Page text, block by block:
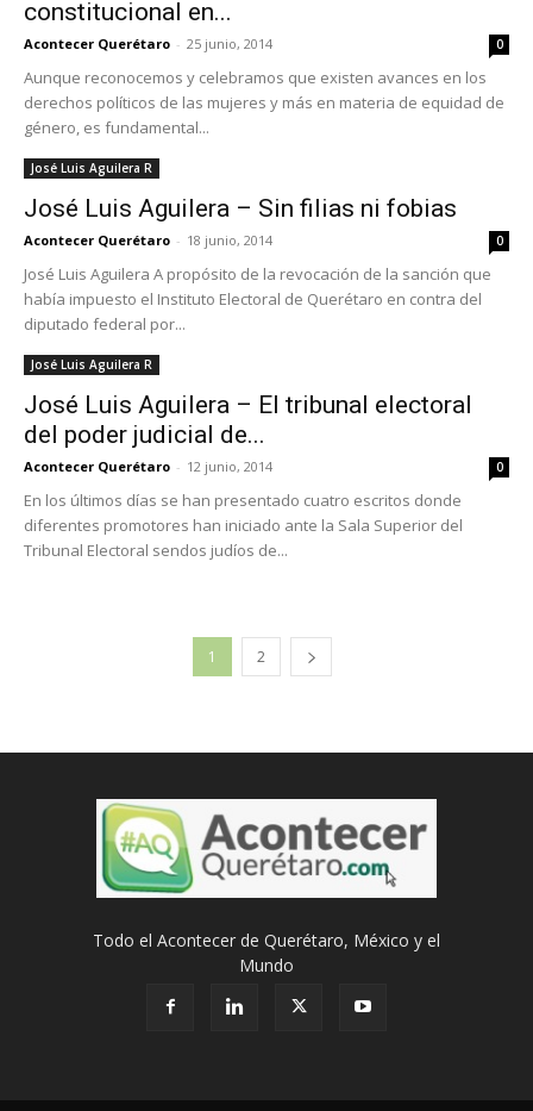
constitucional en...
Acontecer Querétaro - 25 junio, 2014 0
Aunque reconocemos y celebramos que existen avances en los
derechos políticos de las mujeres y más en materia de equidad de
género, es fundamental...
José Luis Aguilera R
José Luis Aguilera – Sin filias ni fobias
Acontecer Querétaro - 18 junio, 2014 0
José Luis Aguilera A propósito de la revocación de la sanción que
había impuesto el Instituto Electoral de Querétaro en contra del
diputado federal por...
José Luis Aguilera R
José Luis Aguilera – El tribunal electoral
del poder judicial de...
Acontecer Querétaro - 12 junio, 2014 0
En los últimos días se han presentado cuatro escritos donde
diferentes promotores han iniciado ante la Sala Superior del
Tribunal Electoral sendos judíos de...
1 2
Todo el Acontecer de Querétaro, México y el
Mundo